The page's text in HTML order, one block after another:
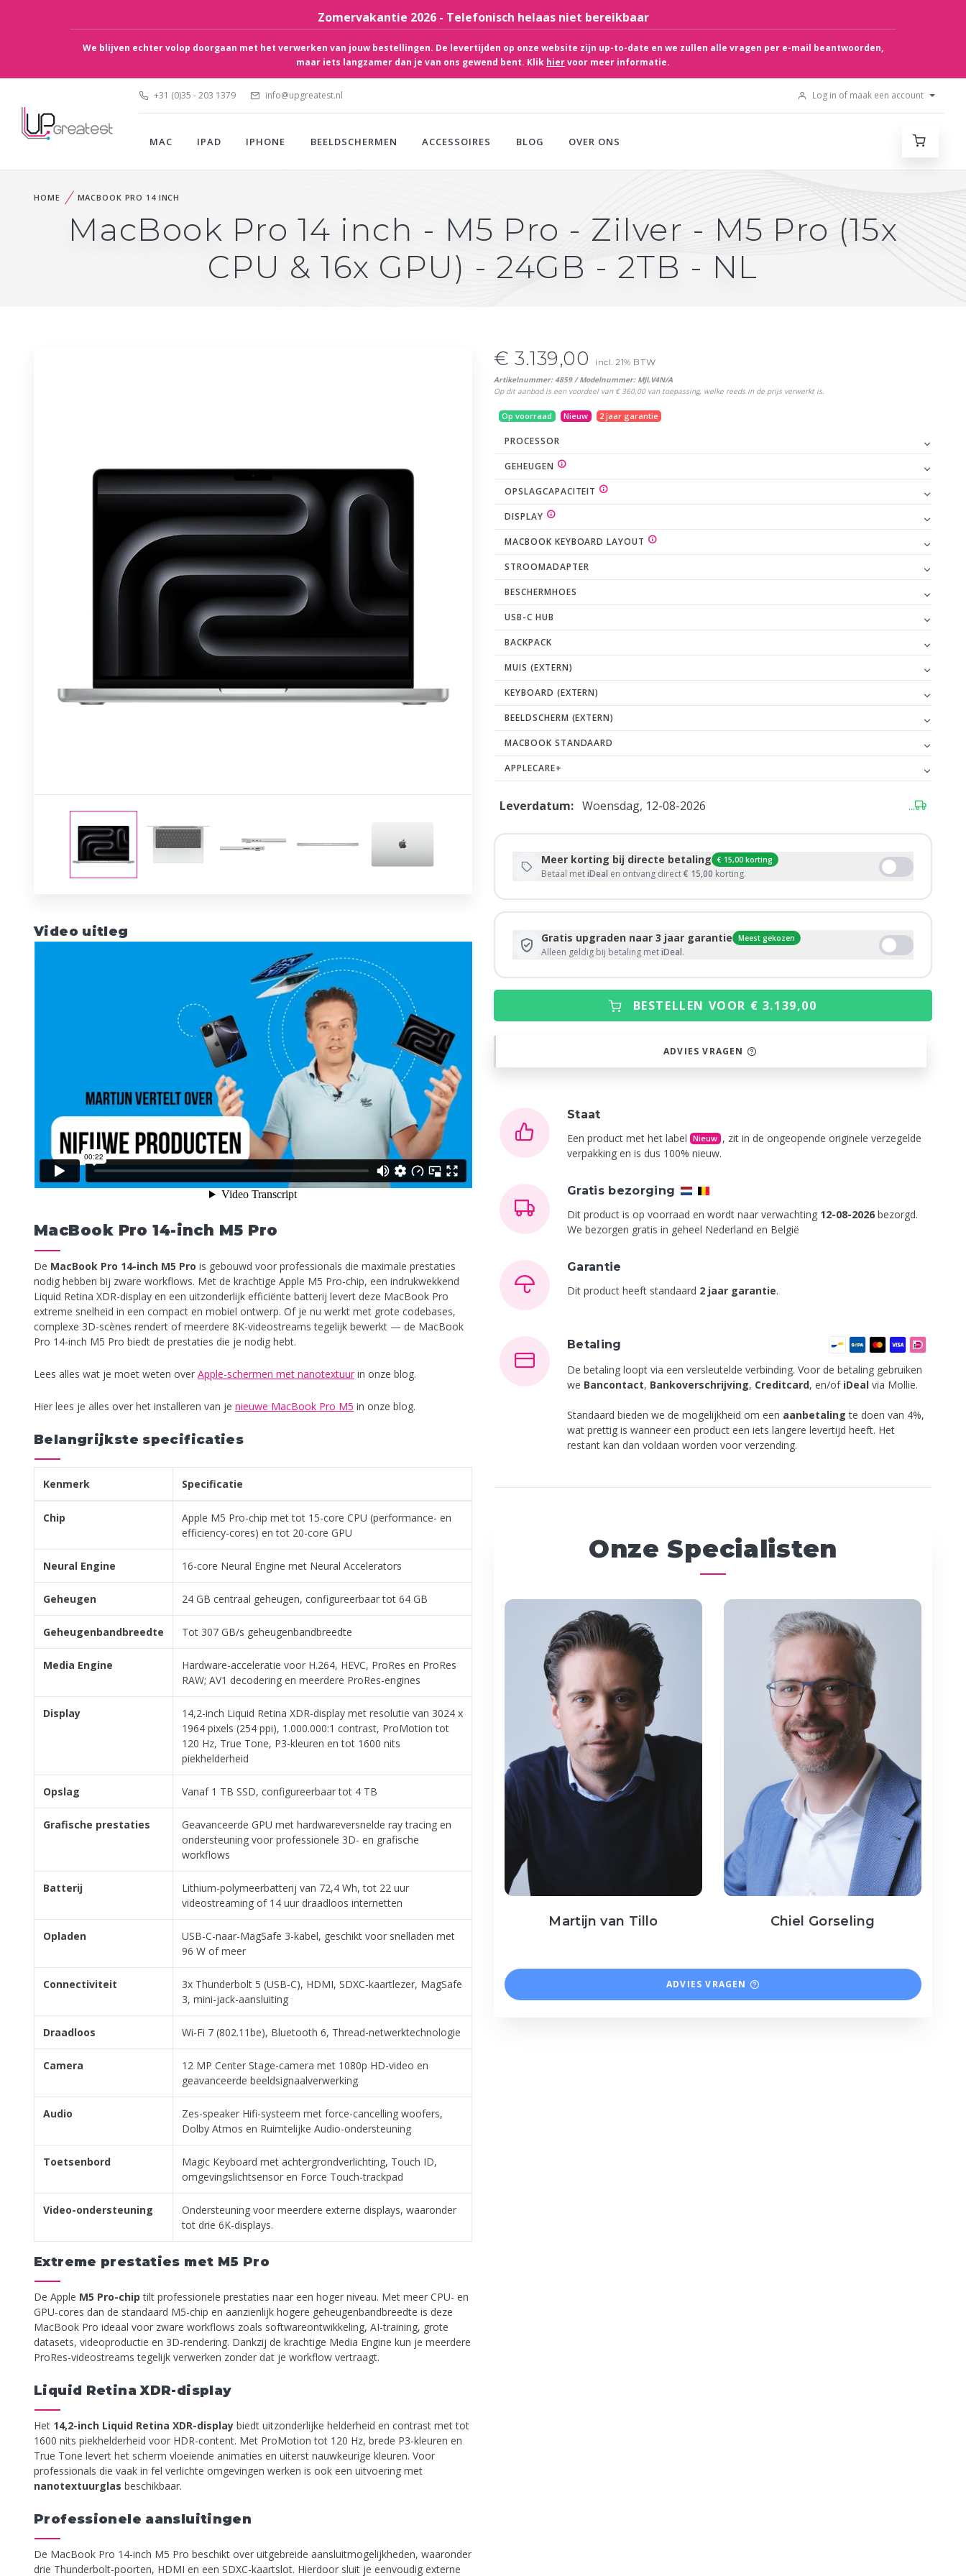
Zomervakantie 2026 - Telefonisch helaas niet bereikbaar
We blijven echter volop doorgaan met het verwerken van jouw bestellingen. De levertijden op onze website zijn up-to-date en we zullen alle vragen per e-mail beantwoorden,
maar iets langzamer dan je van ons gewend bent. Klik hiervoor meer informatie.
+31 (0)35 - 203 1379 info@upgreatest.nl Log in of maak een account
MAC IPAD IPHONE BEELDSCHERMEN ACCESSOIRES BLOG OVER ONS
HOME MACBOOK PRO 14 INCH
MacBook Pro 14 inch - M5 Pro - Zilver - M5 Pro (15x
CPU & 16x GPU) - 24GB - 2TB - NL
Video uitleg
MacBook Pro 14-inch M5 Pro
De MacBook Pro 14-inch M5 Pro is gebouwd voor professionals die maximale prestaties
nodig hebben bij zware workflows. Met de krachtige Apple M5 Pro-chip, een indrukwekkend
Liquid Retina XDR-display en een uitzonderlijk efficiënte batterij levert deze MacBook Pro
extreme snelheid in een compact en mobiel ontwerp. Of je nu werkt met grote codebases,
complexe 3D-scènes rendert of meerdere 8K-videostreams tegelijk bewerkt — de MacBook
Pro 14-inch M5 Pro biedt de prestaties die je nodig hebt.
Lees alles wat je moet weten over Apple-schermen met nanotextuur in onze blog.
Hier lees je alles over het installeren van je nieuwe MacBook Pro M5 in onze blog.
Belangrijkste specificaties
Kenmerk Specificatie
Chip
Apple M5 Pro-chip met tot 15-core CPU (performance- en
efficiency-cores) en tot 20-core GPU
Neural Engine 16-core Neural Engine met Neural Accelerators
Geheugen 24 GB centraal geheugen, configureerbaar tot 64 GB
Geheugenbandbreedte Tot 307 GB/s geheugenbandbreedte
Media Engine
Hardware-acceleratie voor H.264, HEVC, ProRes en ProRes
RAW; AV1 decodering en meerdere ProRes-engines
Display
14,2-inch Liquid Retina XDR-display met resolutie van 3024 x
1964 pixels (254 ppi), 1.000.000:1 contrast, ProMotion tot
120 Hz, True Tone, P3-kleuren en tot 1600 nits
piekhelderheid
Opslag Vanaf 1 TB SSD, configureerbaar tot 4 TB
Grafische prestaties
Geavanceerde GPU met hardwareversnelde ray tracing en
ondersteuning voor professionele 3D- en grafische
workflows
Batterij
Lithium-polymeerbatterij van 72,4 Wh, tot 22 uur
videostreaming of 14 uur draadloos internetten
Opladen
USB-C-naar-MagSafe 3-kabel, geschikt voor snelladen met
96 W of meer
Connectiviteit
3x Thunderbolt 5 (USB-C), HDMI, SDXC-kaartlezer, MagSafe
3, mini-jack-aansluiting
Draadloos Wi-Fi 7 (802.11be), Bluetooth 6, Thread-netwerk­technologie
Camera
12 MP Center Stage-camera met 1080p HD-video en
geavanceerde beeldsignaalverwerking
Audio
Zes-speaker Hifi-systeem met force-cancelling woofers,
Dolby Atmos en Ruimtelijke Audio-ondersteuning
Toetsenbord
Magic Keyboard met achtergrondverlichting, Touch ID,
omgevingslichtsensor en Force Touch-trackpad
Video-ondersteuning
Ondersteuning voor meerdere externe displays, waaronder
tot drie 6K-displays.
Extreme prestaties met M5 Pro
De Apple M5 Pro-chip tilt professionele prestaties naar een hoger niveau. Met meer CPU- en
GPU-cores dan de standaard M5-chip en aanzienlijk hogere geheugenbandbreedte is deze
MacBook Pro ideaal voor zware workflows zoals softwareontwikkeling, AI-training, grote
datasets, videoproductie en 3D-rendering. Dankzij de krachtige Media Engine kun je meerdere
ProRes-videostreams tegelijk verwerken zonder dat je workflow vertraagt.
Liquid Retina XDR-display
Het 14,2-inch Liquid Retina XDR-display biedt uitzonderlijke helderheid en contrast met tot
1600 nits piekhelderheid voor HDR-content. Met ProMotion tot 120 Hz, brede P3-kleuren en
True Tone levert het scherm vloeiende animaties en uiterst nauwkeurige kleuren. Voor
professionals die vaak in fel verlichte omgevingen werken is ook een uitvoering met
nanotextuurglas beschikbaar.
Professionele aansluitingen
De MacBook Pro 14-inch M5 Pro beschikt over uitgebreide aansluitmogelijkheden, waaronder
drie Thunderbolt-poorten, HDMI en een SDXC-kaartslot. Hierdoor sluit je eenvoudig externe
€ 3.139,00 incl. 21% BTW
Artikelnummer: 4859 / Modelnummer: MJLV4N/A
Op dit aanbod is een voordeel van € 360,00 van toepassing, welke reeds in de prijs verwerkt is.
Op voorraad Nieuw 2 jaar garantie
PROCESSOR
GEHEUGEN
OPSLAGCAPACITEIT
DISPLAY
MACBOOK KEYBOARD LAYOUT
STROOMADAPTER
BESCHERMHOES
USB-C HUB
BACKPACK
MUIS (EXTERN)
KEYBOARD (EXTERN)
BEELDSCHERM (EXTERN)
MACBOOK STANDAARD
APPLECARE+
Leverdatum: Woensdag, 12-08-2026 ...
Meer korting bij directe betaling € 15,00 korting
Betaal metiDeal en ontvang direct€ 15,00 korting.
Gratis upgraden naar 3 jaar garantie Meest gekozen
Alleen geldig bij betaling metiDeal.
BESTELLEN VOOR € 3.139,00
ADVIES VRAGEN
Staat
Een product met het label
Nieuw , zit in de ongeopende originele verzegelde
verpakking en is dus 100% nieuw.
Gratis bezorging
Dit product is op voorraad en wordt naar verwachting 12-08-2026 bezorgd.
We bezorgen gratis in geheel Nederland en België
Garantie
Dit product heeft standaard 2 jaar garantie.
Betaling
De betaling loopt via een versleutelde verbinding. Voor de betaling gebruiken
we Bancontact, Bankoverschrijving, Creditcard, en/of iDeal via Mollie.
Standaard bieden we de mogelijkheid om een aanbetaling te doen van 4%,
wat prettig is wanneer een product een iets langere levertijd heeft. Het
restant kan dan voldaan worden voor verzending.
Onze Specialisten
Martijn van Tillo Chiel Gorseling
ADVIES VRAGEN